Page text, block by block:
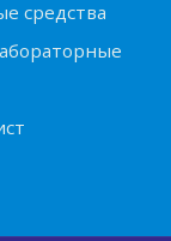
средства